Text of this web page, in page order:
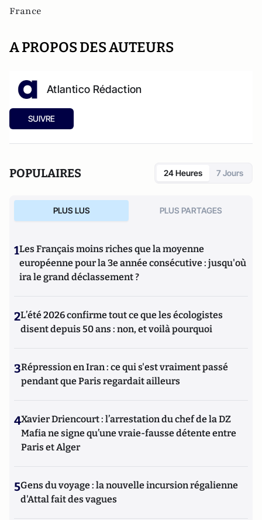
France
A PROPOS DES AUTEURS
Atlantico Rédaction
SUIVRE
POPULAIRES 24 Heures 7 Jours
PLUS LUS PLUS PARTAGES
1Les Français moins riches que la moyenne
européenne pour la 3e année consécutive : jusqu'où
ira le grand déclassement ?
2L’été 2026 confirme tout ce que les écologistes
disent depuis 50 ans : non, et voilà pourquoi
3Répression en Iran : ce qui s'est vraiment passé
pendant que Paris regardait ailleurs
4Xavier Driencourt : l’arrestation du chef de la DZ
Mafia ne signe qu’une vraie-fausse détente entre
Paris et Alger
5Gens du voyage : la nouvelle incursion régalienne
d'Attal fait des vagues